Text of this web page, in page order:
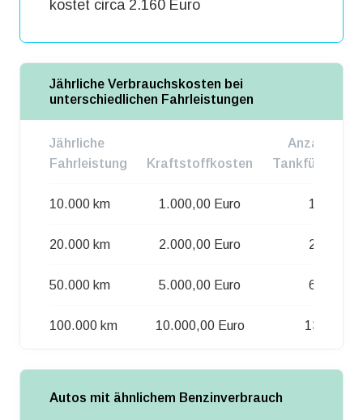
kostet circa 2.160 Euro
Jährliche Verbrauchskosten bei
unterschiedlichen Fahrleistungen
Jährliche
Fahrleistung
Kraftstoffkosten
Anzahl d.
Tankfüllungen
10.000 km 1.000,00 Euro 13
20.000 km 2.000,00 Euro 27
50.000 km 5.000,00 Euro 68
100.000 km 10.000,00 Euro 136
Autos mit ähnlichem Benzinverbrauch